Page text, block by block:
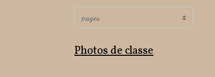
Photos de classe